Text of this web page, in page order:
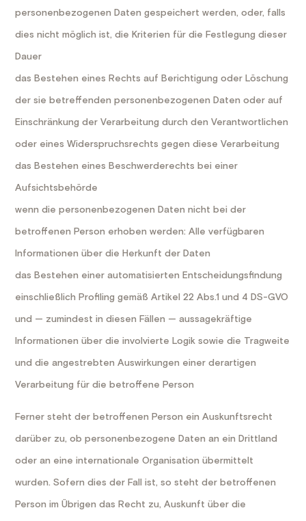
personenbezogenen Daten gespeichert werden, oder, falls
dies nicht möglich ist, die Kriterien für die Festlegung dieser
Dauer
das Bestehen eines Rechts auf Berichtigung oder Löschung
der sie betreffenden personenbezogenen Daten oder auf
Einschränkung der Verarbeitung durch den Verantwortlichen
oder eines Widerspruchsrechts gegen diese Verarbeitung
das Bestehen eines Beschwerderechts bei einer
Aufsichtsbehörde
wenn die personenbezogenen Daten nicht bei der
betroffenen Person erhoben werden: Alle verfügbaren
Informationen über die Herkunft der Daten
das Bestehen einer automatisierten Entscheidungsfindung
einschließlich Profiling gemäß Artikel 22 Abs.1 und 4 DS-GVO
und — zumindest in diesen Fällen — aussagekräftige
Informationen über die involvierte Logik sowie die Tragweite
und die angestrebten Auswirkungen einer derartigen
Verarbeitung für die betroffene Person
Ferner steht der betroffenen Person ein Auskunftsrecht
darüber zu, ob personenbezogene Daten an ein Drittland
oder an eine internationale Organisation übermittelt
wurden. Sofern dies der Fall ist, so steht der betroffenen
Person im Übrigen das Recht zu, Auskunft über die